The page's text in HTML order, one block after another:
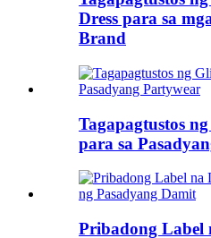
Dress para sa
Brand
Tagapagtustos
para sa
Pribadong Label